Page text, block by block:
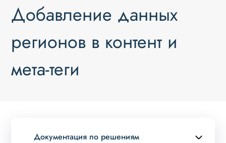
Добавление данных
регионов в контент и
мета-теги
Документация по решениям